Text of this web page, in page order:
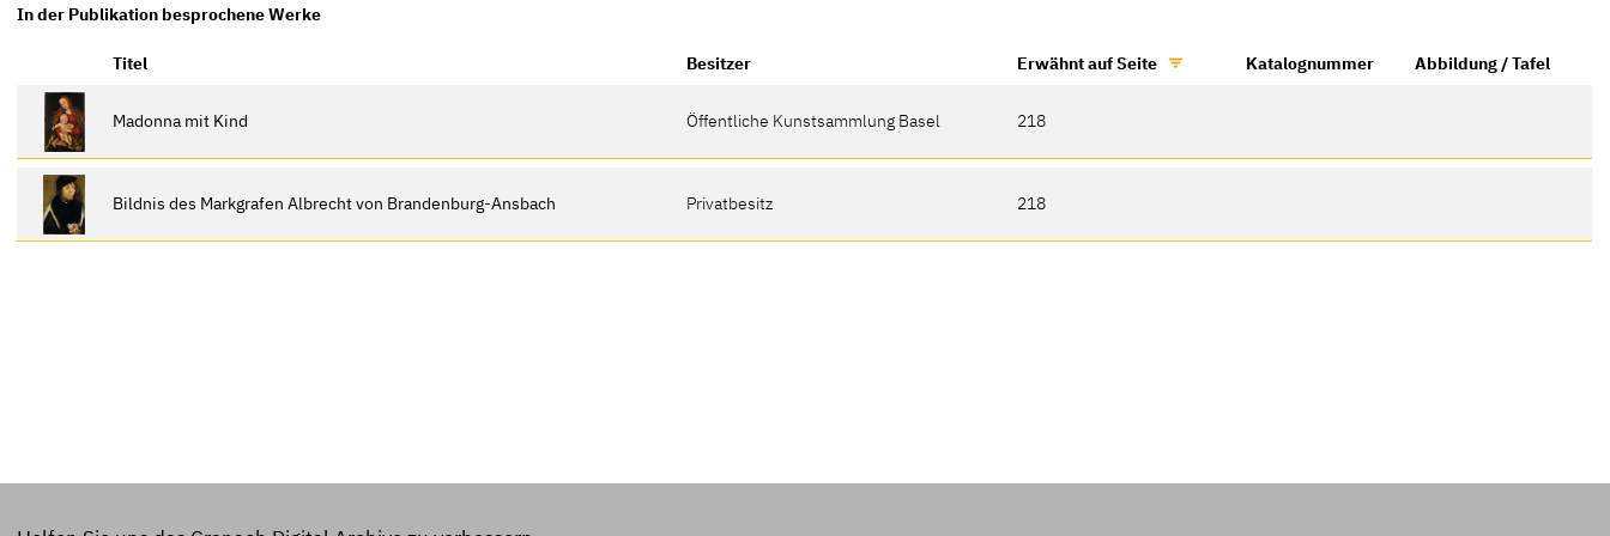
In der Publikation besprochene Werke
Titel Besitzer Erwähnt auf Seite Katalognummer Abbildung / Tafel
Madonna mit Kind Öffentliche Kunstsammlung Basel 218
Bildnis des Markgrafen Albrecht von Brandenburg-Ansbach Privatbesitz 218